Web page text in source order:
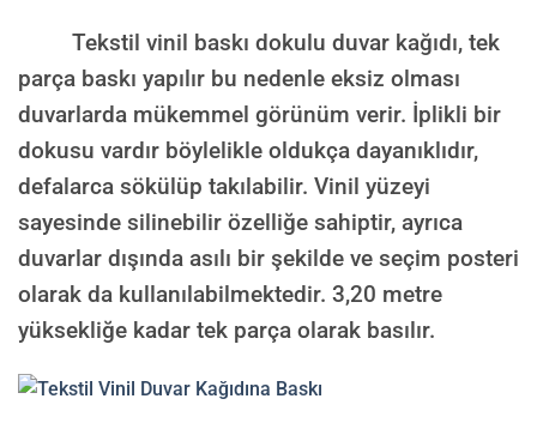
Tekstil vinil baskı dokulu duvar kağıdı, tek
parça baskı yapılır bu nedenle eksiz olması
duvarlarda mükemmel görünüm verir. İplikli bir
dokusu vardır böylelikle oldukça dayanıklıdır,
defalarca sökülüp takılabilir. Vinil yüzeyi
sayesinde silinebilir özelliğe sahiptir, ayrıca
duvarlar dışında asılı bir şekilde ve seçim posteri
olarak da kullanılabilmektedir. 3,20 metre
yüksekliğe kadar tek parça olarak basılır.